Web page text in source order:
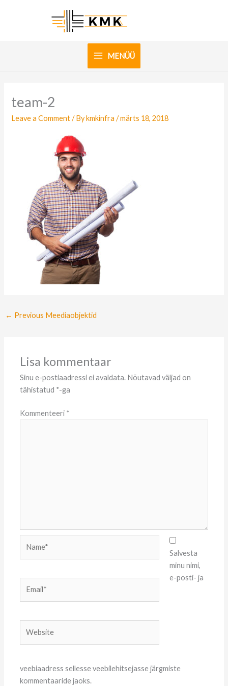
MENÜÜ
team-2
Leave a Comment / Bykmkinfra/märts 18, 2018
← Previous Meediaobjektid
Lisa kommentaar
Sinu e-postiaadressi ei avaldata. Nõutavad väljad on
tähistatud *-ga
Kommenteeri *
Salvesta
minu nimi,
e-posti- ja
veebiaadress sellesse veebilehitsejasse järgmiste
kommentaaride jaoks.